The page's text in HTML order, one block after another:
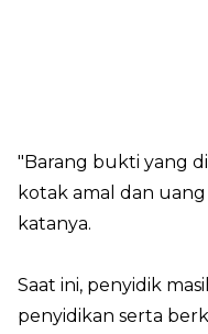
"Barang bukti yang
kotak amal dan
katanya.
Saat ini, penyidik
penyidikan serta